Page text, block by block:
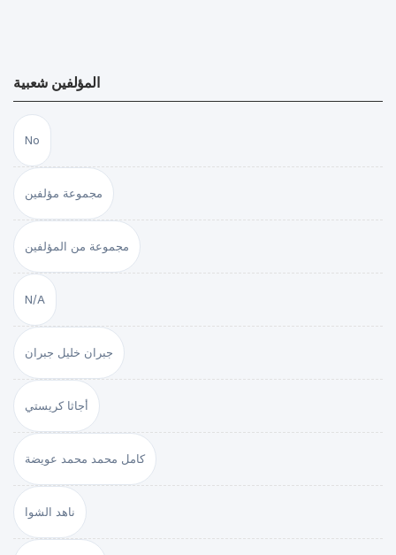
المؤلفين شعبية
No
مجموعة مؤلفين
مجموعة من المؤلفين
N/A
جبران خليل جبران
أجاثا كريستي
كامل محمد محمد عويضة
ناهد الشوا